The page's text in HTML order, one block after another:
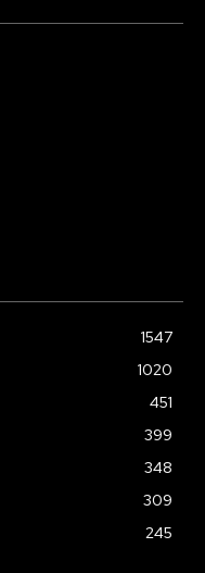
1547
1020
451
399
348
309
245